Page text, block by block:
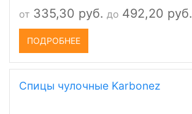
от 335,30 руб. до 492,20 руб.
ПОДРОБНЕЕ
Спицы чулочные Karbonez